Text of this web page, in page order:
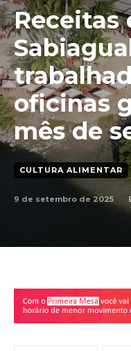
Receitas
oficinas
mês de
CULTURA ALIMENTAR
9 de setembro de 2025